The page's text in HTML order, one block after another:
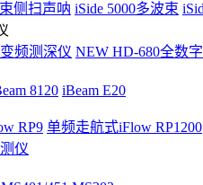
侧扫声呐 iSide 5000多波束
频测深仪 NEW HD-680全数
8120 iBeam E20
RP9 单频走航式iFlow RP1200
仪